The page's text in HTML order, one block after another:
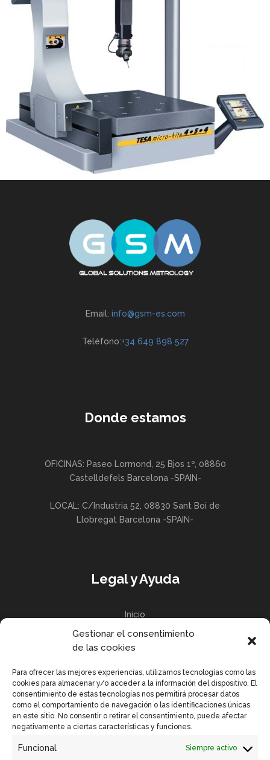
Gestionar el consentimiento
de las cookies
Para ofrecer las mejores experiencias, utilizamos tecnologías como las
cookies para almacenar y/o acceder a la información del dispositivo. El
consentimiento de estas tecnologías nos permitirá procesar datos
como el comportamiento de navegación o las identificaciones únicas
en este sitio. No consentir o retirar el consentimiento, puede afectar
negativamente a ciertas características y funciones.
Funcional Siempre activo
Email: info@gsm-es.com
Teléfono:+34 649 898 527
Donde estamos
OFICINAS: Paseo Lormond, 25 Bjos 1º, 08860
Castelldefels Barcelona -SPAIN-
LOCAL: C/Industria 52, 08830 Sant Boi de
Llobregat Barcelona -SPAIN-
Legal y Ayuda
Inicio
Política de privacidad
Enlaces Rápidos